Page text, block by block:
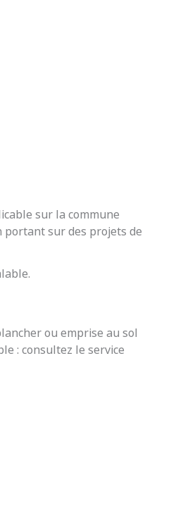
sur la commune
portant sur des projets de
ou emprise au sol
: consultez le service